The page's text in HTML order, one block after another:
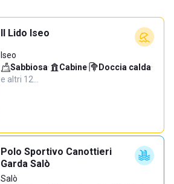
Il Lido Iseo
Iseo
Sabbiosa· Cabine· Doccia calda·
e altri 12…
Polo Sportivo Canottieri
Garda Salò
Salò